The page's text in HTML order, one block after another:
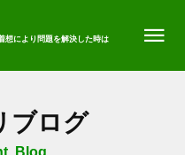
想により問題を解決した時は
ブログ
Blog